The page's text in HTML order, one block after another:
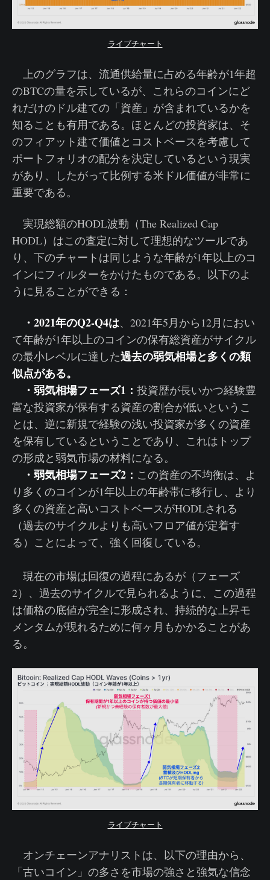
ライブチャート
上のグラフは、流通供給量に占める年齢が1年超
のBTCの量を示しているが、これらのコインにど
れだけのドル建ての「資産」が含まれているかを
知ることも有用である。ほとんどの投資家は、そ
のフィアット建て価値とコストベースを考慮して
ポートフォリオの配分を決定しているという現実
があり、したがって比例する米ドル価値が非常に
重要である。
実現総額のHODL波動（The Realized Cap
HODL）はこの査定に対して理想的なツールであ
り、下のチャートは同じような年齢が1年以上のコ
インにフィルターをかけたものである。以下のよ
うに見ることができる：
・2021年のQ2-Q4は、2021年5月から12月におい
て年齢が1年以上のコインの保有総資産がサイクル
の最小レベルに達した過去の弱気相場と多くの類
似点がある。
・弱気相場フェーズ1： 投資歴が長いかつ経験豊
富な投資家が保有する資産の割合が低いというこ
とは、逆に新規で経験の浅い投資家が多くの資産
を保有しているということであり、これはトップ
の形成と弱気市場の材料になる。
・弱気相場フェーズ2： この資産の不均衡は、よ
り多くのコインが1年以上の年齢帯に移行し、より
多くの資産と高いコストベースがHODLされる
（過去のサイクルよりも高いフロア値が定着す
る）ことによって、強く回復している。
現在の市場は回復の過程にあるが（フェーズ
2）、過去のサイクルで見られるように、この過程
は価格の底値が完全に形成され、持続的な上昇モ
メンタムが現れるために何ヶ月もかかることがあ
る。
ライブチャート
オンチェーンアナリストは、以下の理由から、
「古いコイン」の多さを市場の強さと強気な信念